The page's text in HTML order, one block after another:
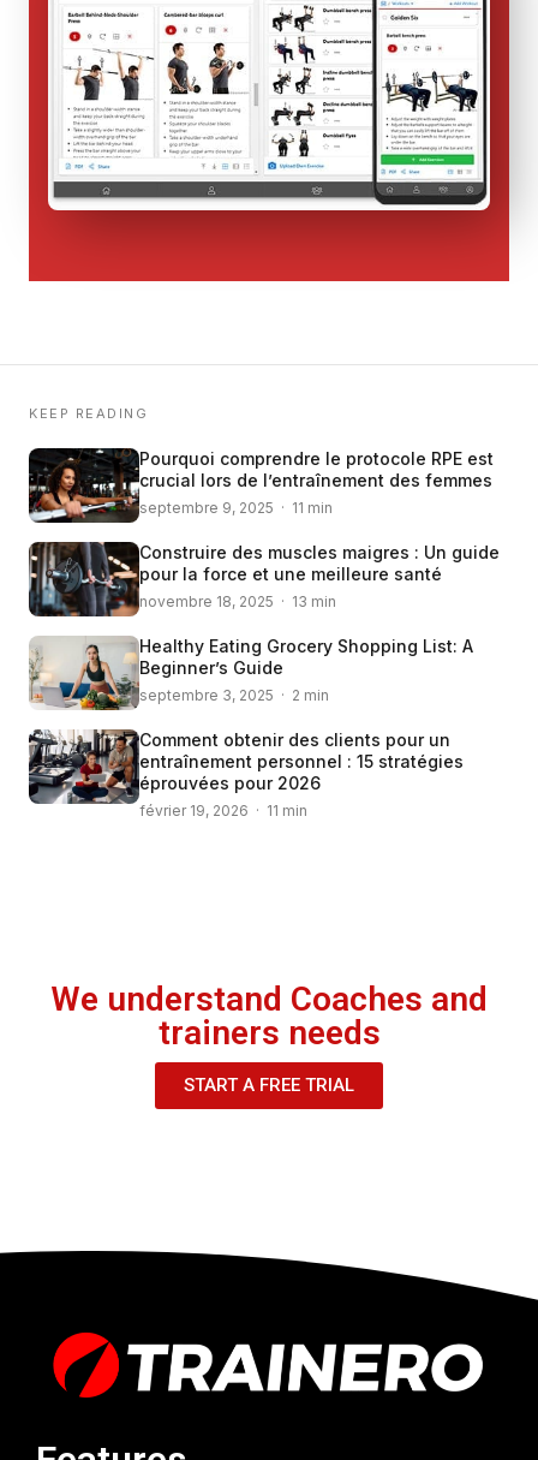
KEEP READING
Pourquoi comprendre le protocole RPE est
crucial lors de l’entraînement des femmes
septembre 9, 2025 · 11 min
Construire des muscles maigres : Un guide
pour la force et une meilleure santé
novembre 18, 2025 · 13 min
Healthy Eating Grocery Shopping List: A
Beginner’s Guide
septembre 3, 2025 · 2 min
Comment obtenir des clients pour un
entraînement personnel : 15 stratégies
éprouvées pour 2026
février 19, 2026 · 11 min
We understand Coaches and
trainers needs
START A FREE TRIAL